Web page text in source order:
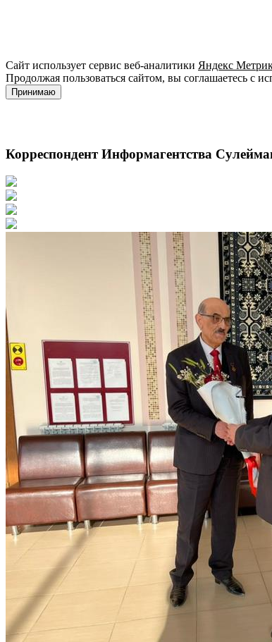
Сайт использует сервис веб-аналитики Яндекс
Продолжая пользоваться сайтом, вы соглашаетесь с
Принимаю
Корреспондент Информагентства